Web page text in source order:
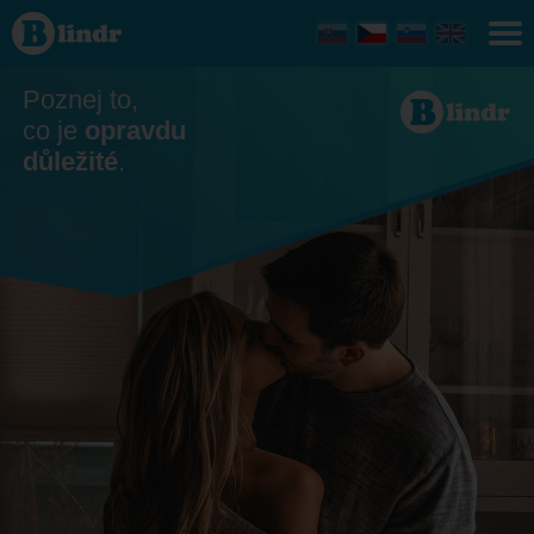
Seznamka
Poznej to,
co je opravdu
důležité.